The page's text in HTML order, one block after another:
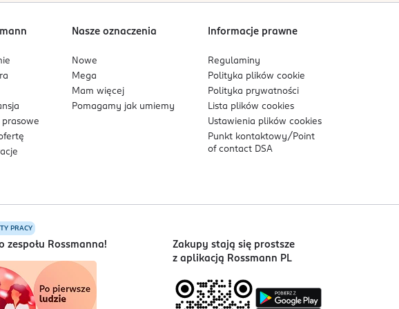
Sortowanie wgdata: od najnowszej
prasowe
Nasze oznaczenia
Nowe
Mega
Mam więcej
Pomagamy jak umiemy
Informacje prawne
Regulaminy
Polityka plikówcookie
Polityka prywatności
Lista plikówcookies
Ustawienia plikówcookies
Punkt kontaktowy/ Point
of contact DSA
PRACY
zespołu Rossmanna!
Zakupy stają się prostsze
z aplikacją Rossmann PL